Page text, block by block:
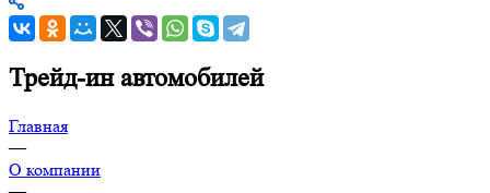
Трейд-ин автомобилей
Главная
—
О компании